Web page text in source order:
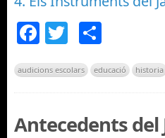
Facebook
Twitter
audicions escolars educació historia
Antecedents del